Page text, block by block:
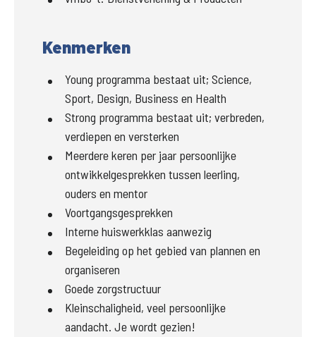
Kenmerken
Young programma bestaat uit; Science,
Sport, Design, Business en Health
Strong programma bestaat uit; verbreden,
verdiepen en versterken
Meerdere keren per jaar persoonlijke
ontwikkelgesprekken tussen leerling,
ouders en mentor
Voortgangsgesprekken
Interne huiswerkklas aanwezig
Begeleiding op het gebied van plannen en
organiseren
Goede zorgstructuur
Kleinschaligheid, veel persoonlijke
aandacht. Je wordt gezien!